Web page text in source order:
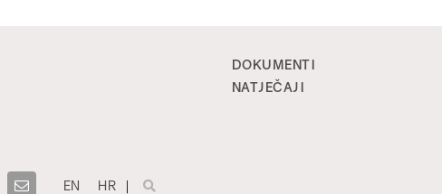
EN HR
DOKUMENTI
NATJEČAJI